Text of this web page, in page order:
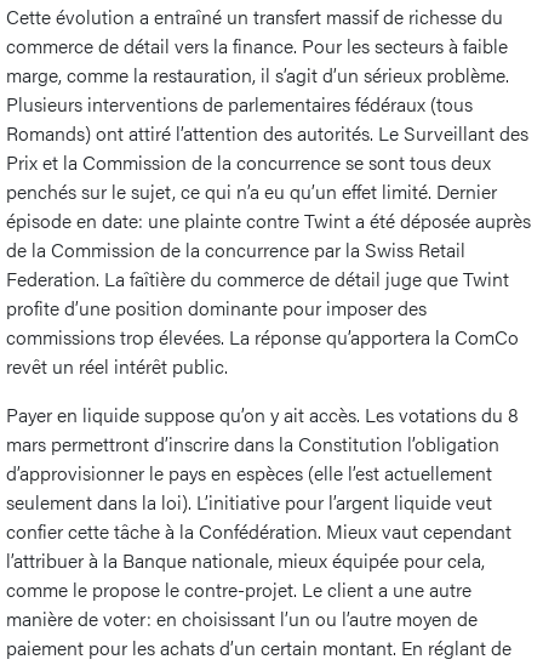
Cette évolution a entraîné un transfert massif de richesse du
commerce de détail vers la finance. Pour les secteurs à faible
marge, comme la restauration, il s’agit d’un sérieux problème.
Plusieurs interventions de parlementaires fédéraux (tous
Romands) ont attiré l’attention des autorités. Le Surveillant des
Prix et la Commission de la concurrence se sont tous deux
penchés sur le sujet, ce qui n’a eu qu’un effet limité. Dernier
épisode en date: une plainte contre Twint a été déposée auprès
de la Commission de la concurrence par la Swiss Retail
Federation. La faîtière du commerce de détail juge que Twint
profite d’une position dominante pour imposer des
commissions trop élevées. La réponse qu’apportera la ComCo
revêt un réel intérêt public.
Payer en liquide suppose qu’on y ait accès. Les votations du 8
mars permettront d’inscrire dans la Constitution l’obligation
d’approvisionner le pays en espèces (elle l’est actuellement
seulement dans la loi). L’initiative pour l’argent liquide veut
confier cette tâche à la Confédération. Mieux vaut cependant
l’attribuer à la Banque nationale, mieux équipée pour cela,
comme le propose le contre-projet. Le client a une autre
manière de voter: en choisissant l’un ou l’autre moyen de
paiement pour les achats d’un certain montant. En réglant de